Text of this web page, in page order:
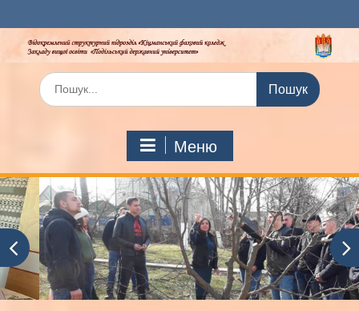
до
вмісту
Шукати:
Меню